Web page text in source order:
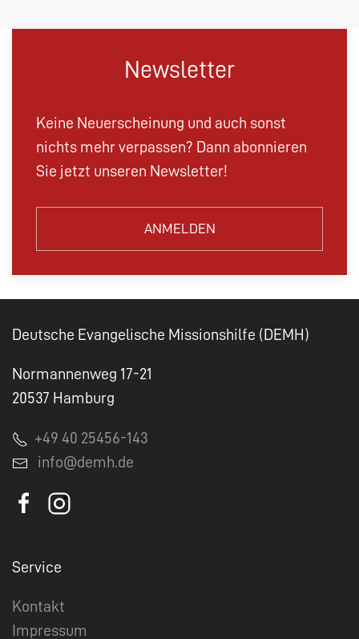
Newsletter
Keine Neuerscheinung und auch sonst
nichts mehr verpassen? Dann abonnieren
Sie jetzt unseren Newsletter!
ANMELDEN
Deutsche Evangelische Missionshilfe (DEMH)
Normannenweg 17-21
20537 Hamburg
+49 40 25456-143
info@demh.de
Service
Kontakt
Impressum